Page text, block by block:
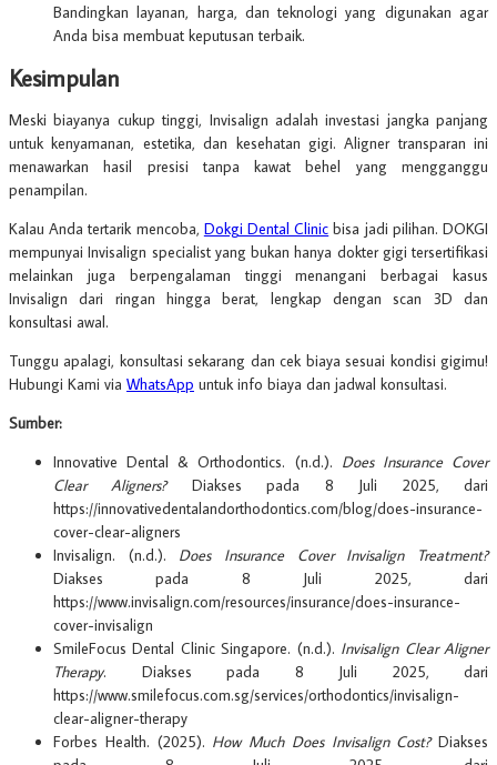
Bandingkan layanan, harga, dan teknologi yang digunakan agar
Anda bisa membuat keputusan terbaik.
Kesimpulan
Meski biayanya cukup tinggi, Invisalign adalah investasi jangka panjang
untuk kenyamanan, estetika, dan kesehatan gigi. Aligner transparan ini
menawarkan hasil presisi tanpa kawat behel yang mengganggu
penampilan.
Kalau Anda tertarik mencoba, Dokgi Dental Clinic bisa jadi pilihan. DOKGI
mempunyai Invisalign specialist yang bukan hanya dokter gigi tersertifikasi
melainkan juga berpengalaman tinggi menangani berbagai kasus
Invisalign dari ringan hingga berat, lengkap dengan scan 3D dan
konsultasi awal.
Tunggu apalagi, konsultasi sekarang dan cek biaya sesuai kondisi gigimu!
Hubungi Kami via WhatsApp untuk info biaya dan jadwal konsultasi.
Sumber:
Innovative Dental & Orthodontics. (n.d.). Does Insurance Cover
Clear Aligners?Diakses pada 8 Juli 2025, dari
https://innovativedentalandorthodontics.com/blog/does-insurance-
cover-clear-aligners
Invisalign. (n.d.). Does Insurance Cover Invisalign Treatment?
Diakses pada 8 Juli 2025, dari
https://www.invisalign.com/resources/insurance/does-insurance-
cover-invisalign
SmileFocus Dental Clinic Singapore. (n.d.). Invisalign Clear Aligner
Therapy. Diakses pada 8 Juli 2025, dari
https://www.smilefocus.com.sg/services/orthodontics/invisalign-
clear-aligner-therapy
Forbes Health. (2025). How Much Does Invisalign Cost?Diakses